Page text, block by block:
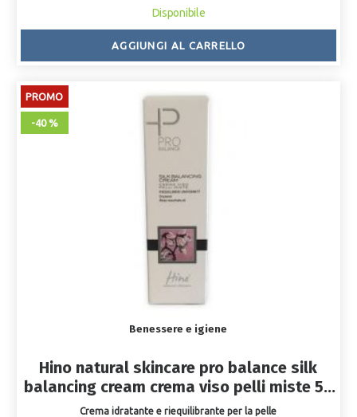
Disponibile
AGGIUNGI AL CARRELLO
PROMO
-40 %
Benessere e igiene
Hino natural skincare pro balance silk
balancing cream crema viso pelli miste 50
ml
Crema idratante e riequilibrante per la pelle